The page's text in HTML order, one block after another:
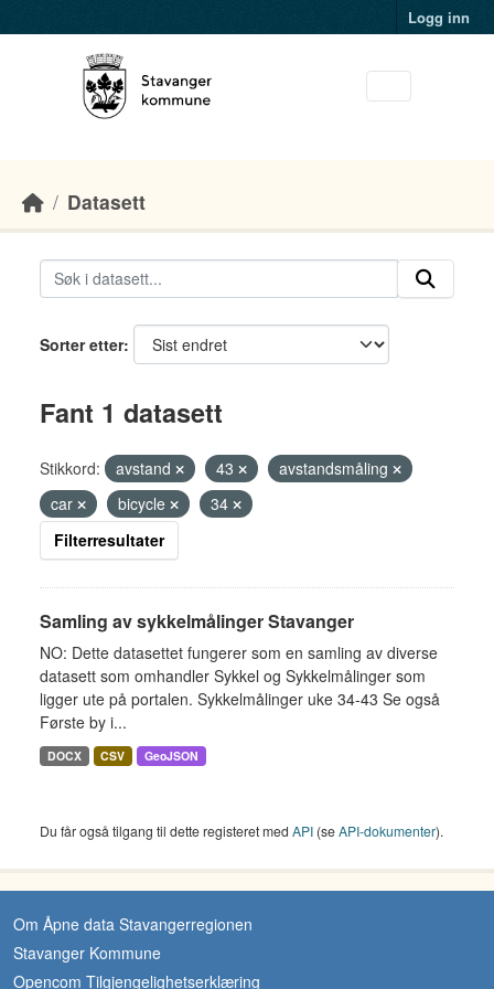
Logg inn
Datasett
Sorter etter
Fant 1 datasett
Stikkord: avstand 43
avstandsmåling
car
bicycle
34
Filterresultater
Samling av sykkelmålinger Stavanger
NO: Dette datasettet fungerer som en samling av diverse
datasett som omhandler Sykkel og Sykkelmålinger som
ligger ute på portalen. Sykkelmålinger uke 34-43 Se også
Første by i...
DOCX CSV GeoJSON
Du får også tilgang til dette registeret med API (seAPI-dokumenter).
Om Åpne data Stavangerregionen
Stavanger Kommune
Opencom Tilgjengelighetserklæring